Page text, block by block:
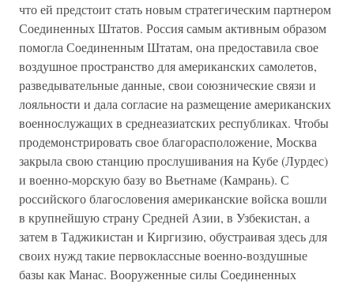
что ей предстоит стать новым стратегическим партнером
Соединенных Штатов. Россия самым активным образом
помогла Соединенным Штатам, она предоставила свое
воздушное пространство для американских самолетов,
разведывательные данные, свои союзнические связи и
лояльности и дала согласие на размещение американских
военнослужащих в среднеазиатских республиках. Чтобы
продемонстрировать свое благорасположение, Москва
закрыла свою станцию прослушивания на Кубе (Лурдес)
и военно-морскую базу во Вьетнаме (Камрань). С
российского благословения американские войска вошли
в крупнейшую страну Средней Азии, в Узбекистан, а
затем в Таджикистан и Киргизию, обустраивая здесь для
своих нужд такие первоклассные военно-воздушные
базы как Манас. Вооруженные силы Соединенных